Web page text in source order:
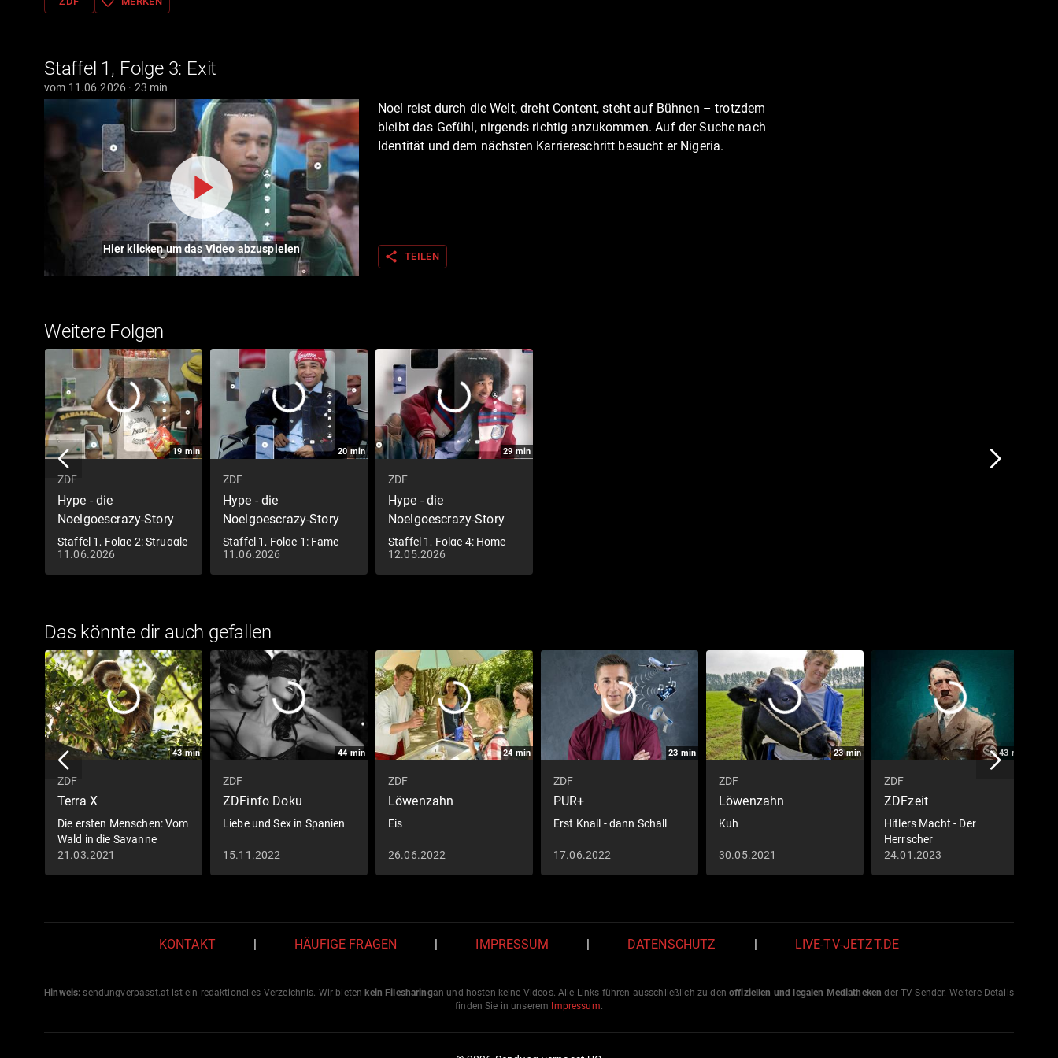
Staffel 1, Folge 3: Exit
vom 11.06.2026 · 23 min
Hier klicken um das Video abzuspielen
Noel reist durch die Welt, dreht Content, steht auf Bühnen – trotzdem
bleibt das Gefühl, nirgends richtig anzukommen. Auf der Suche nach
Identität und dem nächsten Karriereschritt besucht er Nigeria.
share TEILEN
Weitere Folgen
19 min
ZDF
Hype - die
Noelgoescrazy-Story
Staffel 1, Folge 2: Struggle
11.06.2026
20 min
ZDF
Hype - die
Noelgoescrazy-Story
Staffel 1, Folge 1: Fame
11.06.2026
29 min
ZDF
Hype - die
Noelgoescrazy-Story
Staffel 1, Folge 4: Home
12.05.2026
Das könnte dir auch gefallen
43min
ZDF
Terra X
Die ersten Menschen: Vom
Wald in die Savanne
21.03.2021
44min
ZDF
ZDFinfo Doku
Liebe und Sex in Spanien
15.11.2022
24 min
ZDF
Löwenzahn
Eis
26.06.2022
23 min
ZDF
PUR+
Erst Knall - dann Schall
17.06.2022
23min
ZDF
Löwenzahn
Kuh
30.05.2021
43 min
ZDF
ZDFzeit
Hitlers Macht - Der
Herrscher
24.01.2023
KONTAKT HÄUFIGE FRAGEN IMPRESSUM DATENSCHUTZ LIVE-TV-JETZT.DE
Hinweis: sendungverpasst.at ist ein redaktionelles Verzeichnis. Wir bieten kein Filesharingan und hosten keine Videos. Alle Links führen ausschließlich zu den offiziellen und legalen Mediatheken der TV-Sender. Weitere Details
finden Sie in unserem Impressum.